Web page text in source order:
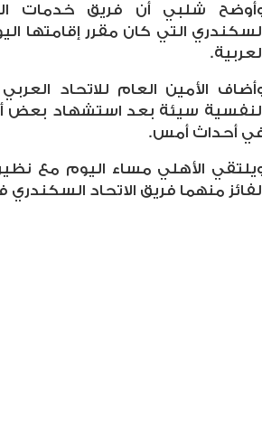
شلبي أن فريق خدمات
الأمين العام للاتحاد
سيئة بعد استشهاد بعض
أحداث أمس.
الأهلي مساء اليوم مع
منهما فريق الاتحاد السكندري في دور الـ 16 من